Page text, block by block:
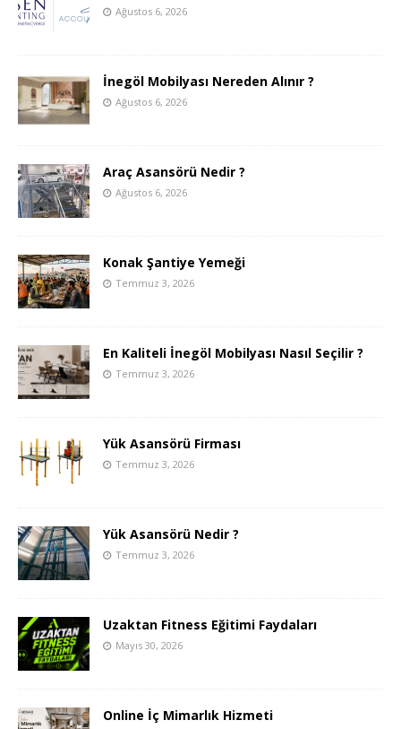
Ağustos 6, 2026
İnegöl Mobilyası Nereden Alınır ?
Ağustos 6, 2026
Araç Asansörü Nedir ?
Ağustos 6, 2026
Konak Şantiye Yemeği
Temmuz 3, 2026
En Kaliteli İnegöl Mobilyası Nasıl Seçilir ?
Temmuz 3, 2026
Yük Asansörü Firması
Temmuz 3, 2026
Yük Asansörü Nedir ?
Temmuz 3, 2026
Uzaktan Fitness Eğitimi Faydaları
Mayıs 30, 2026
Online İç Mimarlık Hizmeti